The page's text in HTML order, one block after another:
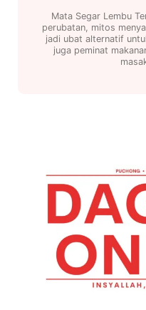
Mata Segar Lembu
perubatan, mitos
jadi ubat alternatif
juga peminat